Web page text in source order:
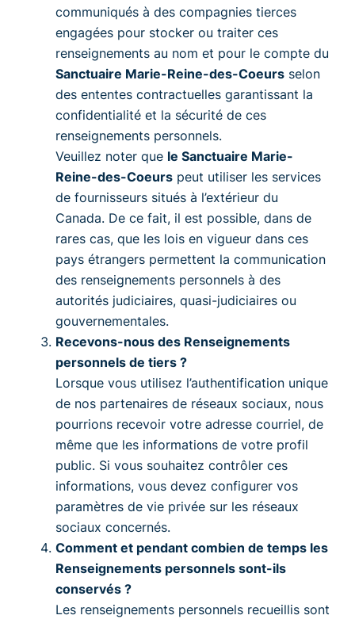
communiqués à des compagnies tierces
engagées pour stocker ou traiter ces
renseignements au nom et pour le compte du
Sanctuaire Marie-Reine-des-Coeurs selon
des ententes contractuelles garantissant la
confidentialité et la sécurité de ces
renseignements personnels.
Veuillez noter que le Sanctuaire Marie-
Reine-des-Coeurs peut utiliser les services
de fournisseurs situés à l’extérieur du
Canada. De ce fait, il est possible, dans de
rares cas, que les lois en vigueur dans ces
pays étrangers permettent la communication
des renseignements personnels à des
autorités judiciaires, quasi-judiciaires ou
gouvernementales.
Recevons-nous des Renseignements
personnels de tiers ?
Lorsque vous utilisez l’authentification unique
de nos partenaires de réseaux sociaux, nous
pourrions recevoir votre adresse courriel, de
même que les informations de votre profil
public. Si vous souhaitez contrôler ces
informations, vous devez configurer vos
paramètres de vie privée sur les réseaux
sociaux concernés.
Comment et pendant combien de temps les
Renseignements personnels sont-ils
conservés ?
Les renseignements personnels recueillis sont